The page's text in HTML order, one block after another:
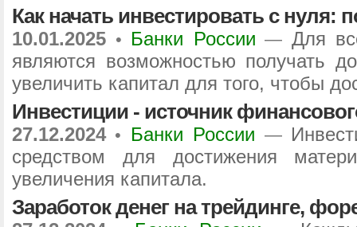
Как начать инвестировать с нуля:
10.01.2025 • Банки России — Для
являются возможностью получать
увеличить капитал для того, чтобы
Инвестиции - источник
27.12.2024• Банки России —
средством для достижения
увеличения капитала.
Заработок денег на трейдинге,